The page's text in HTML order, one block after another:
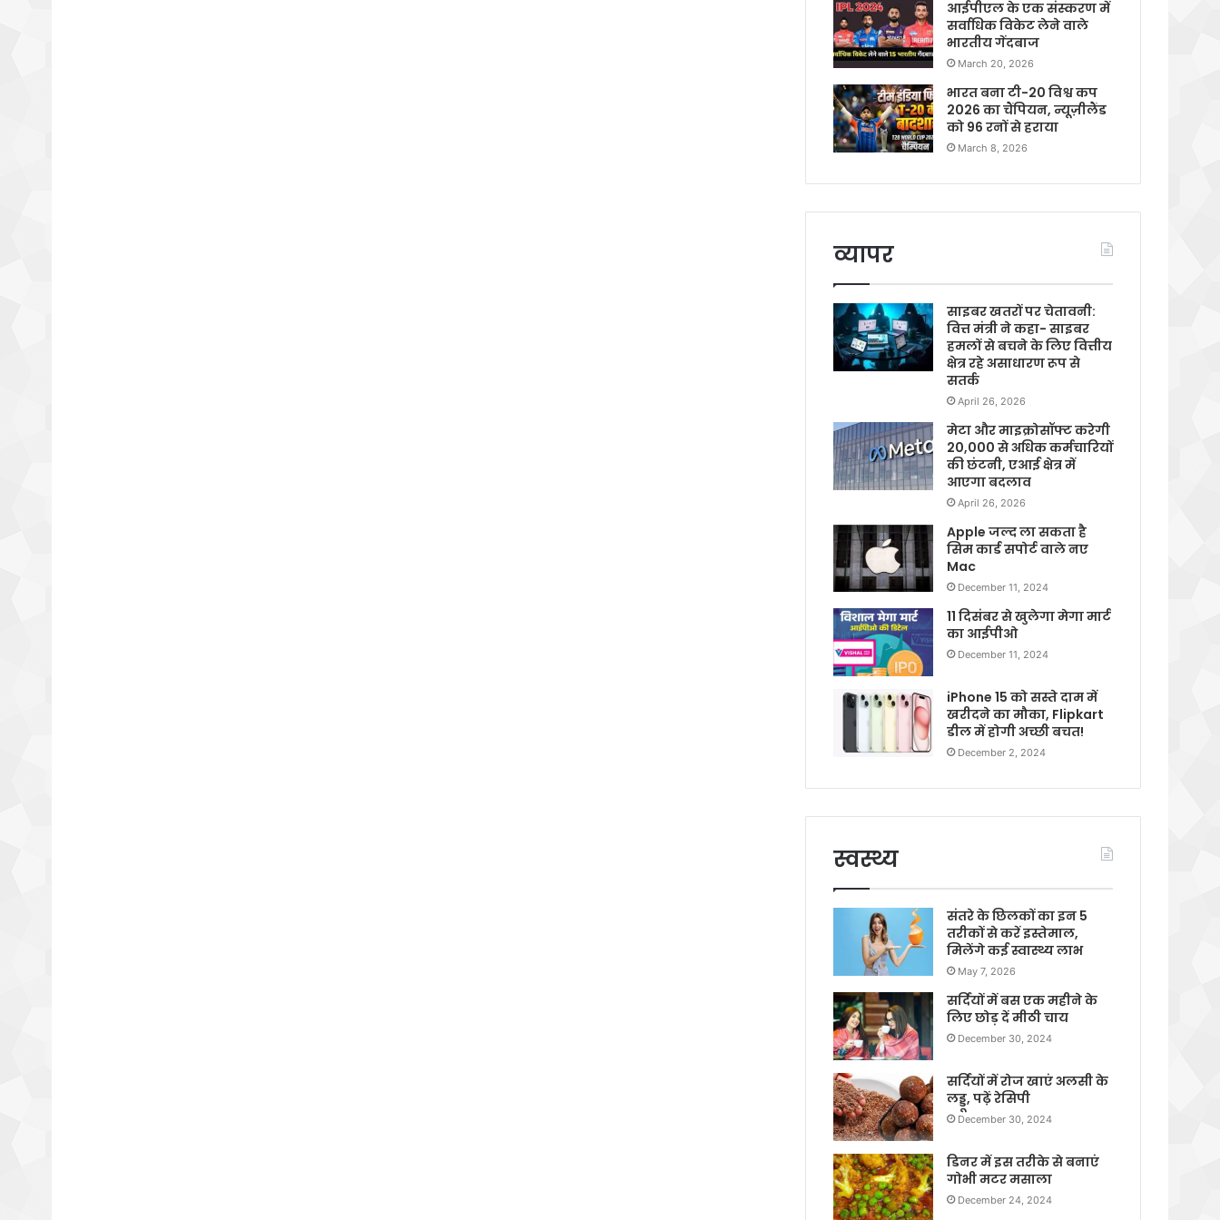
आईपीएल के एक संस्करण में
सर्वाधिक विकेट लेने वाले
भारतीय गेंदबाज
March 20, 2026
भारत बना टी-20 विश्व कप
2026 का चैंपियन, न्यूज़ीलैंड
को 96 रनों से हराया
March 8, 2026
व्यापर
साइबर खतरों पर चेतावनी:
वित्त मंत्री ने कहा- साइबर
हमलों से बचने के लिए वित्तीय
क्षेत्र रहे असाधारण रूप से
सतर्क
April 26, 2026
मेटा और माइक्रोसॉफ्ट करेगी
20,000 से अधिक कर्मचारियों
की छंटनी, एआई क्षेत्र में
आएगा बदलाव
April 26, 2026
Apple जल्द ला सकता है
सिम कार्ड सपोर्ट वाले नए
Mac
December 11, 2024
11 दिसंबर से खुलेगा मेगा मार्ट
का आईपीओ
December 11, 2024
iPhone 15 को सस्ते दाम में
खरीदने का मौका, Flipkart
डील में होगी अच्छी बचत!
December 2, 2024
स्वस्थ्य
संतरे के छिलकों का इन 5
तरीकों से करें इस्तेमाल,
मिलेंगे कई स्वास्थ्य लाभ
May 7, 2026
सर्दियों में बस एक महीने के
लिए छोड़ दें मीठी चाय
December 30, 2024
सर्दियों में रोज खाएं अलसी के
लड्डू, पढ़ें रेसिपी
December 30, 2024
डिनर में इस तरीके से बनाएं
गोभी मटर मसाला
December 24, 2024